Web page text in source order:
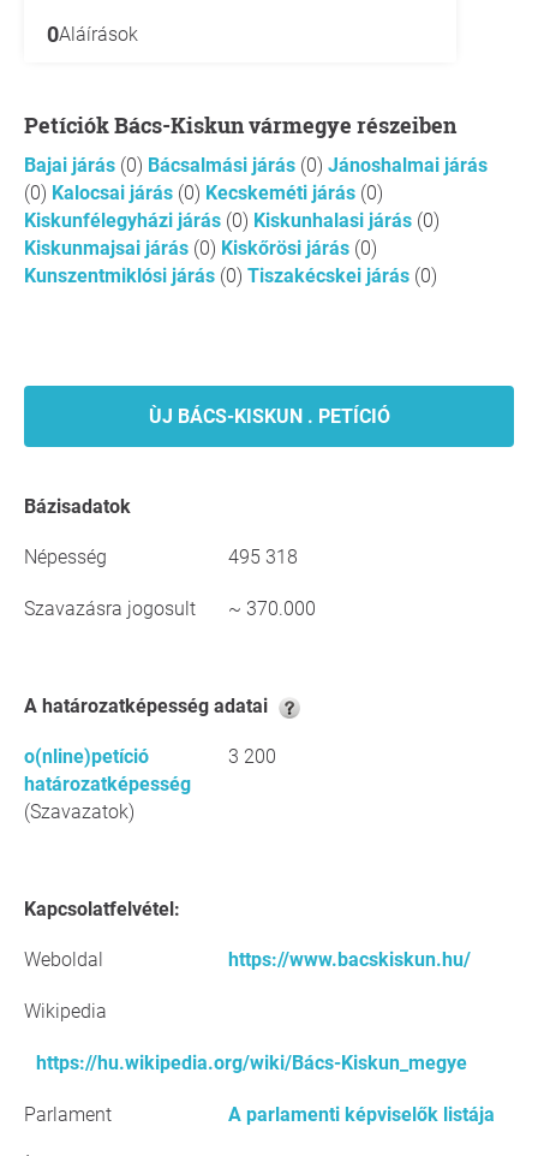
0Aláírások
Petíciók Bács-Kiskun vármegye részeiben
Bajai járás (0) Bácsalmási járás (0) Jánoshalmai járás
(0) Kalocsai járás (0) Kecskeméti járás (0)
Kiskunfélegyházi járás (0) Kiskunhalasi járás (0)
Kiskunmajsai járás (0) Kiskőrösi járás (0)
Kunszentmiklósi járás (0) Tiszakécskei járás (0)
ÙJ BÁCS-KISKUN . PETÍCIÓ
Bázisadatok
Népesség 495 318
Szavazásra jogosult ~ 370.000
A határozatképesség adatai
o(nline)petíció
határozatképesség
(Szavazatok)
3 200
Kapcsolatfelvétel:
Weboldal https://www.bacskiskun.hu/
Wikipedia
https://hu.wikipedia.org/wiki/Bács-Kiskun_megye
Parlament A parlamenti képviselők listája